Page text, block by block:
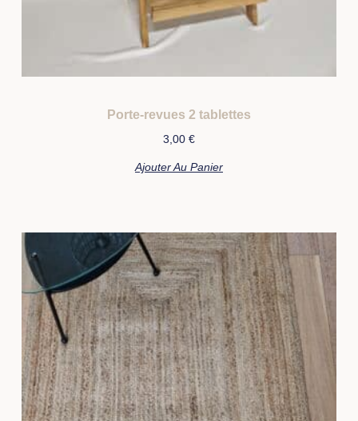
Porte-revues 2 tablettes
3,00 €
Ajouter Au Panier